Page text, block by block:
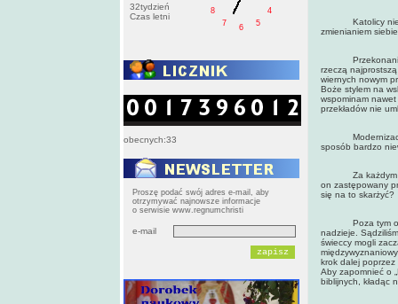
32tydzień
Czas letni
4
5
6
7
8
obecnych:33
Proszę podać swój adres e-mail, aby
otrzymywać najnowsze informacje
o serwisie www.regnumchristi
e-mail
Katolicy nie
zmienianiem
Przekonanie
rzeczą
wiernych nowym
Boże stylem na
wspominam
przekładów nie
Modernizacja
sposób bardzo
Za każdym
on zastępowany
się na to skarżyć?
Poza tym owe
nadzieje.
świeccy mogli
krok dalej
Aby zapomnieć o
biblijnych, kładąc